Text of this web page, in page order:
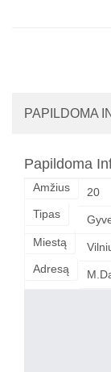
PAPILDOMA
Papildoma
Amžius
20
Tipas
Miestą
Adresą